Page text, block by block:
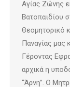
Αγίας Ζώνης
Βατοπαιδίου
Θεομητορικό
Παναγίας μας
Γέροντας
αρχικά η
“Άρνη”. Ο